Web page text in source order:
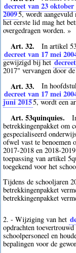
decreet van 23 oktober
20095, wordt
het eerste lid mag het
overgedragen worden. »
Art. 32. In artikel
decreet van 17 mei
gewijzigd bij het
2017" vervangen door
Art. 33. In
decreet van 17 mei
juni 20155, wordt een
Art. 53quinquies.
betrekkingenpakket om
gespecialiseerd
ofwel vast te benoemen
2017-2018 en 2018-
toepassing van artikel
toegekend voor het
Tijdens de schooljaren
betrekkingenpakket
betrekkingenpakket
2. - Wijziging van het
opdrachten
schoolpersoneel en
bepalingen voor de